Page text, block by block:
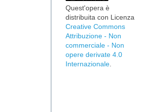
Quest'opera è
distribuita con Licenza
Creative Commons
Attribuzione - Non
commerciale - Non
opere derivate 4.0
Internazionale